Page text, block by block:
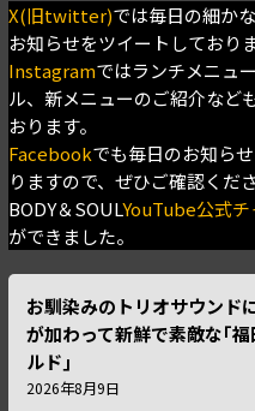
X(旧twitter)では毎日の細か
お知らせをツイートしておりま
Instagramではランチメニュ
ル、新メニューのご紹介など
おります。
Facebookでも毎日のお知ら
りますので、ぜひご確認くださ
BODY＆SOULYouTube公式チ
ができました。
お馴染みのトリオサウンド
が加わって新鮮で素敵な｢福
ルド｣
2026年8月9日